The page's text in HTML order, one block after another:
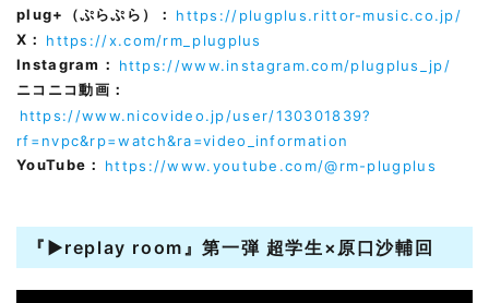
plug+（ぷらぷら）：
https://plugplus.rittor-music.co.jp/
X：
https://x.com/rm_plugplus
Instagram：
https://www.instagram.com/plugplus_jp/
ニコニコ動画：
https://www.nicovideo.jp/user/130301839?
rf=nvpc&rp=watch&ra=video_information
YouTube：
https://www.youtube.com/@rm-plugplus
『▶︎replay room』第一弾 超学生×原口沙輔回